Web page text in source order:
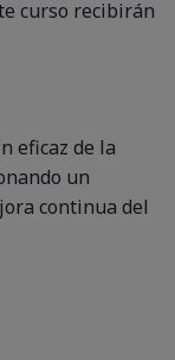
curso recibirán
eficaz de la
un
continua del